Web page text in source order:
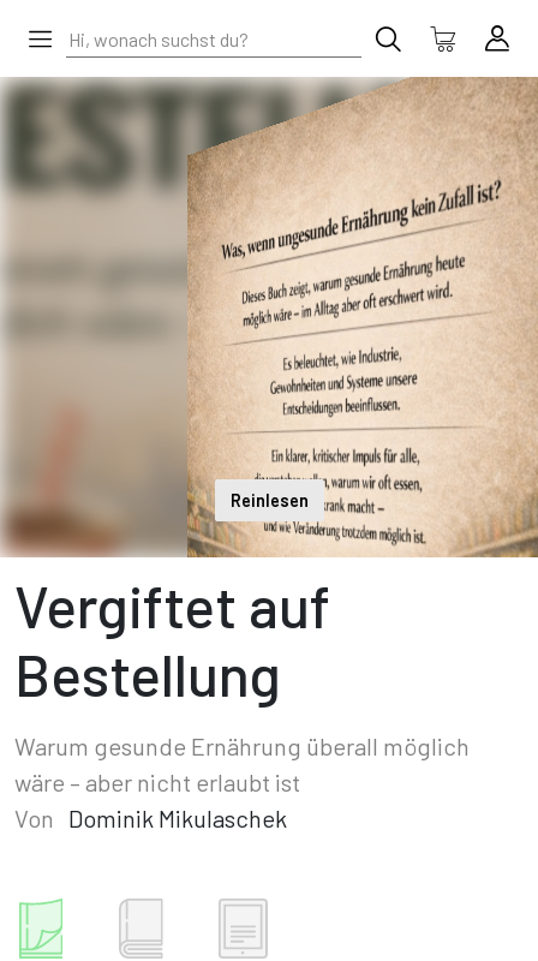
Reinlesen
Vergiftet auf
Bestellung
Warum gesunde Ernährung überall möglich
wäre – aber nicht erlaubt ist
Von
Dominik Mikulaschek